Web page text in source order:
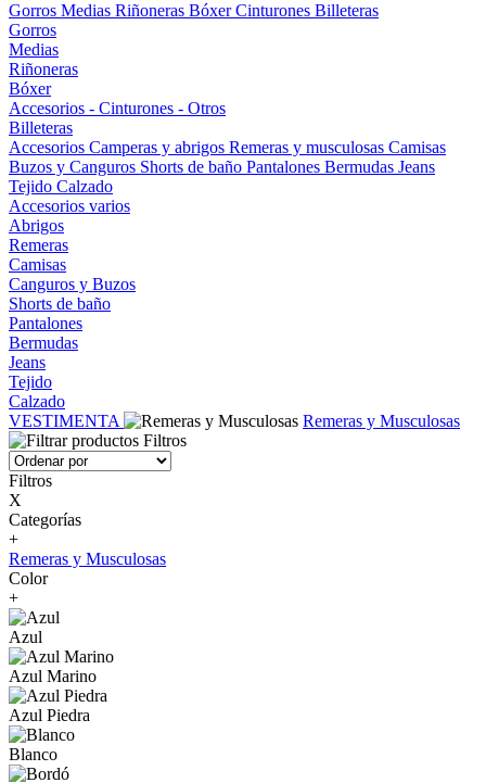
Gorros Medias Riñoneras BóxerCinturones Billeteras
Gorros
Medias
Riñoneras
Bóxer
Accesorios - Cinturones - Otros
Billeteras
Accesorios Camperas y abrigos Remeras y musculosas Camisas
Buzos y Canguros Shorts de baño Pantalones Bermudas Jeans
Tejido Calzado
Accesorios varios
Abrigos
Remeras
Camisas
Canguros y Buzos
Shorts de baño
Pantalones
Bermudas
Jeans
Tejido
Calzado
VESTIMENTA
Remeras y Musculosas
Filtros
Filtros
X
Categorías
+
Remeras y Musculosas
Color
+
Azul
Azul Marino
Azul Piedra
Blanco